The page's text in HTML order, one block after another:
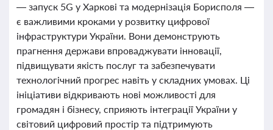
— запуск 5G у Харкові та модернізація Борисполя —
є важливими кроками у розвитку цифрової
інфраструктури України. Вони демонструють
прагнення держави впроваджувати інновації,
підвищувати якість послуг та забезпечувати
технологічний прогрес навіть у складних умовах. Ці
ініціативи відкривають нові можливості для
громадян і бізнесу, сприяють інтеграції України у
світовий цифровий простір та підтримують